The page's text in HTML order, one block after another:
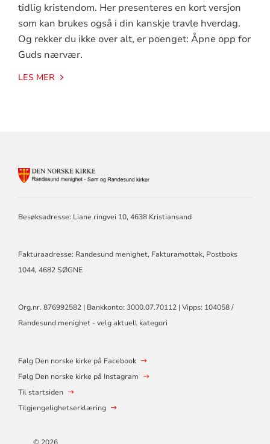
tidlig kristendom. Her presenteres en kort versjon
som kan brukes også i din kanskje travle hverdag.
Og rekker du ikke over alt, er poenget: Åpne opp for
Guds nærvær.
LES MER
-
RANDESUND
Besøksadresse: Liane ringvei 10, 4638 Kristiansand
Fakturaadresse: Randesund menighet, Fakturamottak, Postboks
1044, 4682 SØGNE
Org.nr. 876992582 | Bankkonto: 3000.07.70112 | Vipps: 104058 /
Randesund menighet - velg aktuell kategori
Følg Den norske kirke på Facebook
Følg Den norske kirke på Instagram
Til startsiden
Tilgjengelighetserklæring